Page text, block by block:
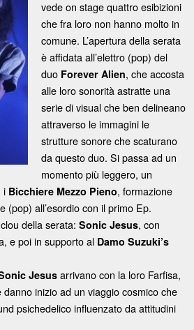
vede on stage quattro esibizioni
che fra loro non hanno molto in
comune. L’apertura della serata
è affidata all’elettro (pop) del
duo Forever Alien, che accosta
alle loro sonorità astratte una
serie di visual che ben delineano
attraverso le immagini le
strutture sonore che scaturano
da questo duo. Si passa ad un
momento più leggero, un
i Bicchiere Mezzo Pieno, formazione
(pop) all’esordio con il primo Ep.
della serata: Sonic Jesus, con
e poi in supporto al Damo Suzuki’s
Jesus arrivano con la loro Farfisa,
inizio ad un viaggio cosmico che
psichedelico influenzato da attitudini